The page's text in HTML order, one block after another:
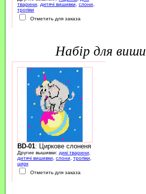
тварини
дитячі вишивки слони
тропіки
Отметить для заказа
набір для
BD-01: Циркове слоненя
Другие вышивки: дикі тварини
дитячі вишивки
слони тропіки
цирк
Отметить для заказа